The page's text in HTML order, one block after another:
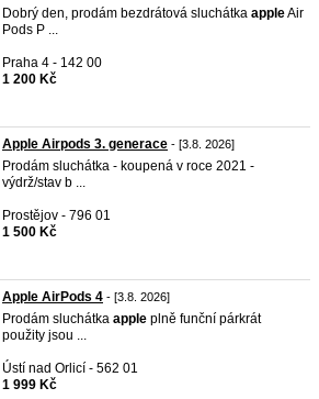
Dobrý den, prodám bezdrátová sluchátka appleAir
Pods P ...
Praha 4 - 142 00
1 200 Kč
Apple Airpods 3. generace - [3.8. 2026]
Prodám sluchátka - koupená v roce 2021 -
výdrž/stav b ...
Prostějov - 796 01
1 500 Kč
Apple AirPods 4 - [3.8. 2026]
Prodám sluchátka apple plně funční párkrát
použity jsou ...
Ústí nad Orlicí - 562 01
1 999 Kč